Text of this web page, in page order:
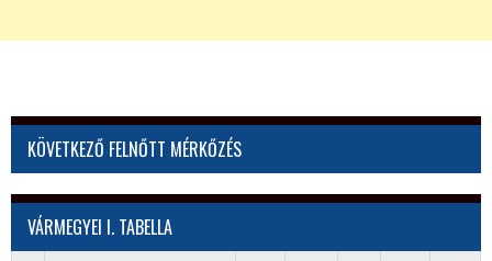
KÖVETKEZŐ FELNŐTT MÉRKŐZÉS
VÁRMEGYEI I. TABELLA